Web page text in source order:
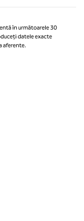
în următoarele 30
datele exacte
aferente.